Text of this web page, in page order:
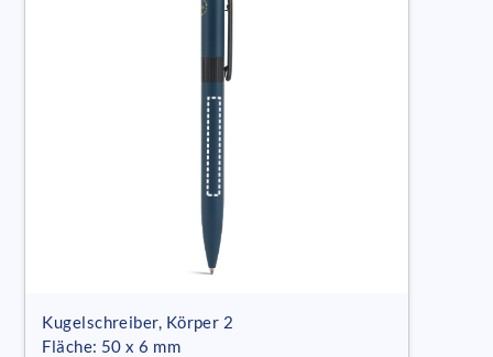
Kugelschreiber, Körper 2
Fläche: 50 x 6 mm